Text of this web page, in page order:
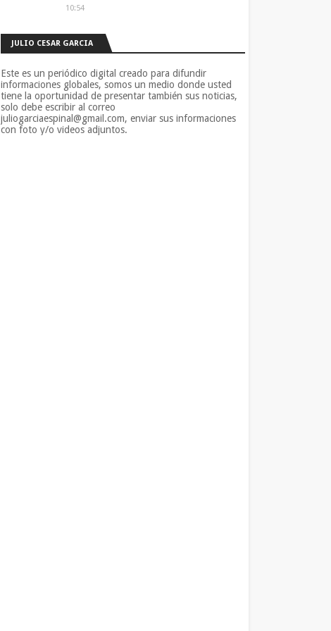
10:54
JULIO CESAR GARCIA
Este es un periódico digital creado para difundir
informaciones globales, somos un medio donde usted
tiene la oportunidad de presentar también sus noticias,
solo debe escribir al correo
juliogarciaespinal@gmail.com, enviar sus informaciones
con foto y/o videos adjuntos.